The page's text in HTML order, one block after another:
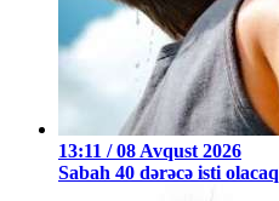
13:11 / 08 Avqust 2026
Sabah 40 dərəcə isti olacaq